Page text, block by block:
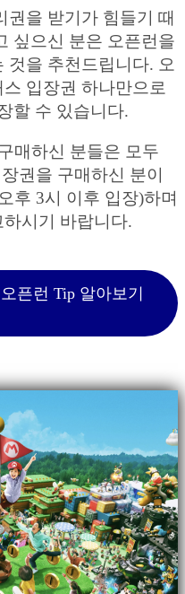
권을 받기가 힘들기 때
싶으신 분은 오픈런을
것을 추천드립니다. 오
입장권 하나만으로
할 수 있습니다.
매하신 분들은 모두
권을 구매하신 분이
후 3시 이후 입장)하며
시기 바랍니다.
픈런 Tip 알아보기